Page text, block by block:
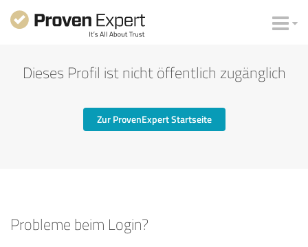
Dieses Profil ist nicht öffentlich zugänglich
Zur ProvenExpert Startseite
Probleme beim Login?